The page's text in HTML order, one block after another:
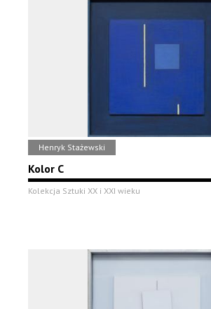
Henryk Stażewski
Kolor C
Kolekcja Sztuki XX i XXI wieku